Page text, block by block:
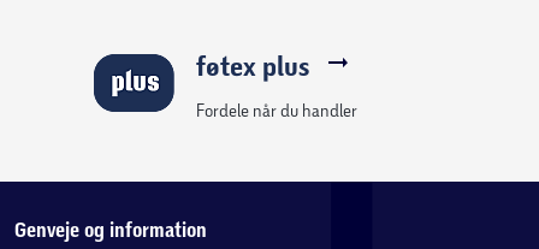
føtex plus
Fordele når du handler
Genveje og information